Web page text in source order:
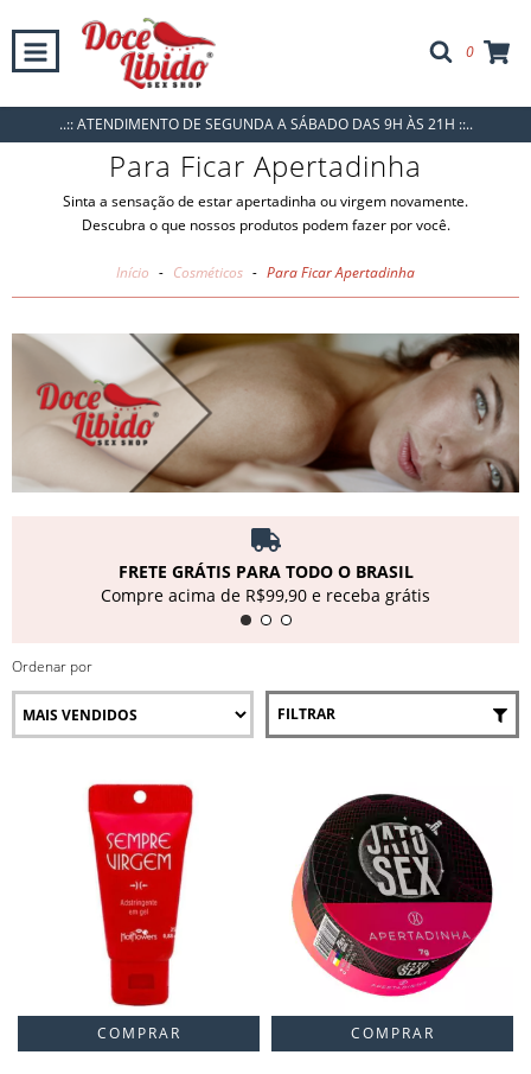
0
..:: ATENDIMENTO DE SEGUNDA A SÁBADO DAS 9H ÀS 21H ::..
Para Ficar Apertadinha
Sinta a sensação de estar apertadinha ou virgem novamente.
Descubra o que nossos produtos podem fazer por você.
Início - Cosméticos - Para Ficar Apertadinha
FRETE GRÁTIS PARA TODO O BRASIL
Compre acima de R$99,90 e receba grátis
Ordenar por
FILTRAR